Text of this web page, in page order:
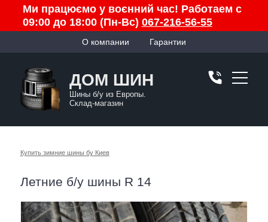
Ми працюємо у воєнний час! Работаем с
09:00 до 18:00 (Пн-Вс) 067-216-56-55
О компании Гарантии
ДОМ ШИН
Шины б/у из Европы.
Склад-магазин
Купить зимние шины бу Киев
Летние б/у шины R 14